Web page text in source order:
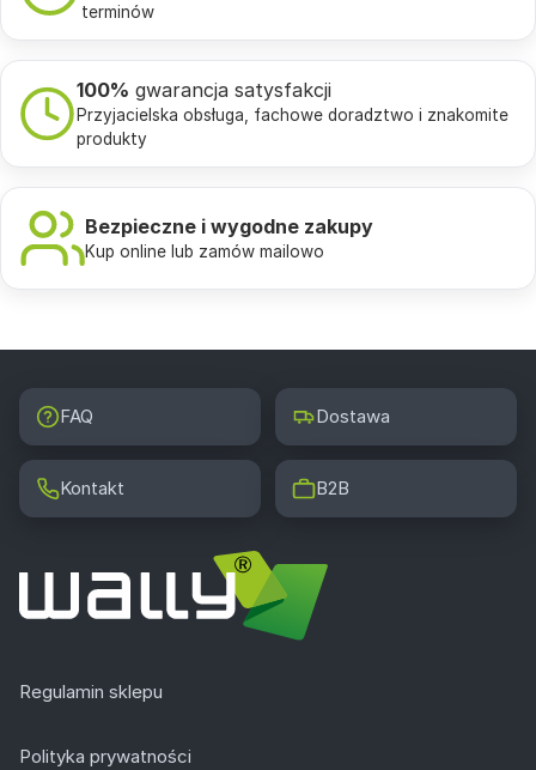
terminów
100% gwarancja satysfakcji
Przyjacielska obsługa, fachowe doradztwo i znakomite
produkty
Bezpieczne i wygodne zakupy
Kup online lub zamów mailowo
FAQ Dostawa
Kontakt B2B
Regulamin sklepu
Polityka prywatności